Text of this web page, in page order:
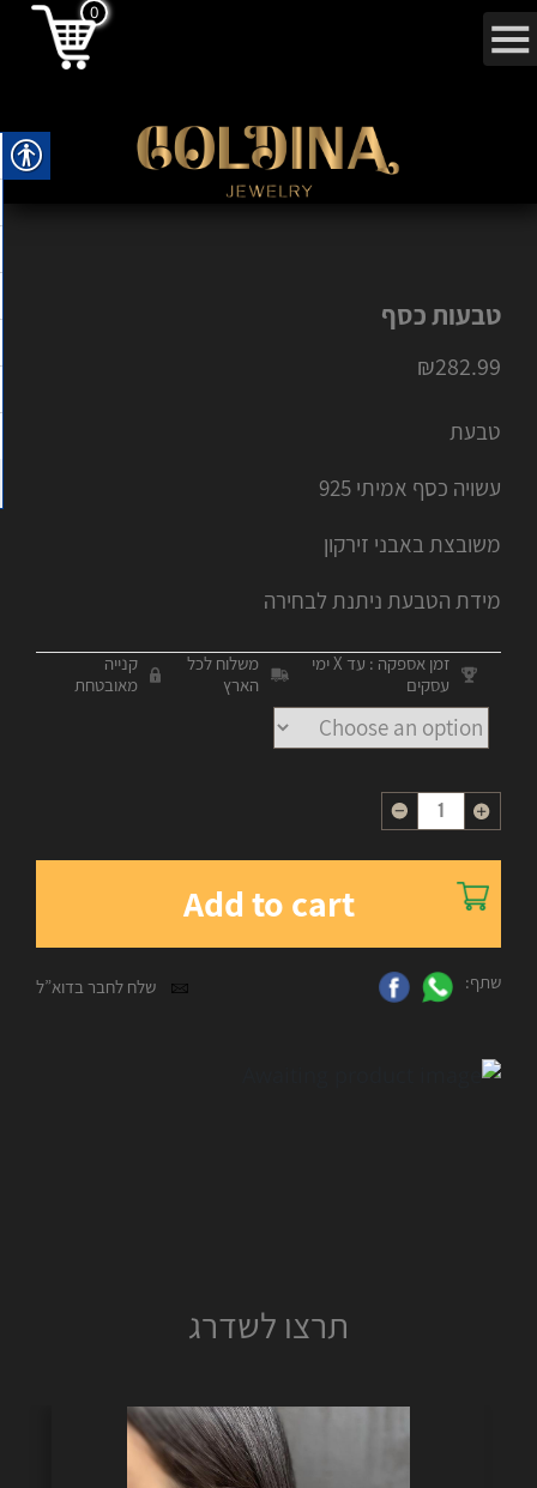
0
טבעות כסף
₪282.99
טבעת
עשויה כסף אמיתי 925
משובצת באבני זירקון
מידת הטבעת ניתנת לבחירה
זמן אספקה : עד X ימי
עסקים
משלוח לכל
הארץ
קנייה
מאובטחת
Quantity
Add to cart
שתף: שלח לחבר בדוא”ל
תרצו לשדרג